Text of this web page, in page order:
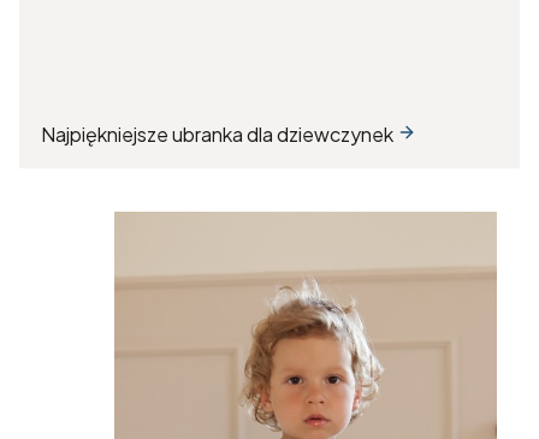
Najpiękniejsze ubranka dla dziewczynek